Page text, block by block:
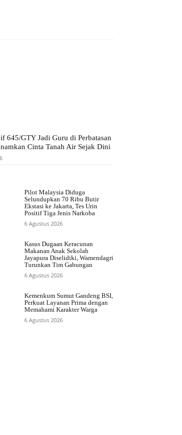
645/GTY Jadi Guru di Perbatasan
Cinta Tanah Air Sejak Dini
Pilot Malaysia Diduga
Selundupkan 70 Ribu Butir
Ekstasi ke Jakarta, Tes Urin
Positif Tiga Jenis Narkoba
6 Agustus 2026
Kasus Dugaan Keracunan
Makanan Anak Sekolah
Jayapura Diselidiki, Wamendagri
Turunkan Tim Gabungan
6 Agustus 2026
Kemenkum Sumut Gandeng BSI,
Perkuat Layanan Prima dengan
Memahami Karakter Warga
6 Agustus 2026